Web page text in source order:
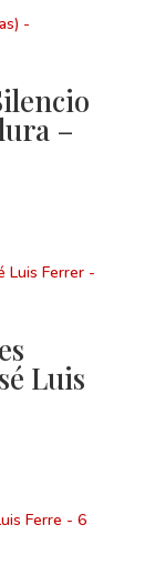
–
Luis